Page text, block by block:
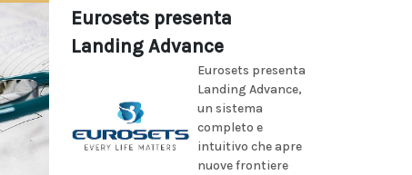
Eurosets presenta
Landing Advance
Eurosets presenta
Landing Advance,
un sistema
completo e
intuitivo che apre
nuove frontiere